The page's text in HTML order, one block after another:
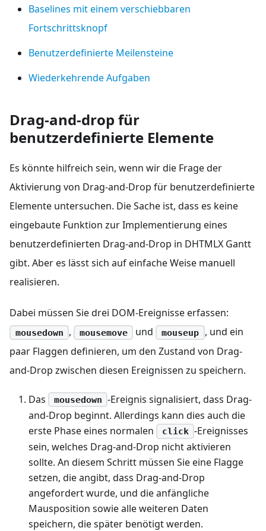
Baselines mit einem verschiebbaren
Fortschrittsknopf
Benutzerdefinierte Meilensteine
Wiederkehrende Aufgaben
Drag-and-drop für
benutzerdefinierte Elemente
Es könnte hilfreich sein, wenn wir die Frage der
Aktivierung von Drag-and-Drop für benutzerdefinierte
Elemente untersuchen. Die Sache ist, dass es keine
eingebaute Funktion zur Implementierung eines
benutzerdefinierten Drag-and-Drop in DHTMLX Gantt
gibt. Aber es lässt sich auf einfache Weise manuell
realisieren.
Dabei müssen Sie drei DOM-Ereignisse erfassen:
mousedown , mousemove und mouseup
, und ein
paar Flaggen definieren, um den Zustand von Drag-
and-Drop zwischen diesen Ereignissen zu speichern.
Das mousedown -Ereignis signalisiert, dass Drag-
and-Drop beginnt. Allerdings kann dies auch die
erste Phase eines normalen
click -Ereignisses
sein, welches Drag-and-Drop nicht aktivieren
sollte. An diesem Schritt müssen Sie eine Flagge
setzen, die angibt, dass Drag-and-Drop
angefordert wurde, und die anfängliche
Mausposition sowie alle weiteren Daten
speichern, die später benötigt werden.